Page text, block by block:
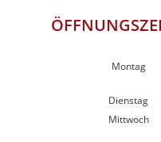
Montag
Dienstag
Mittwoch